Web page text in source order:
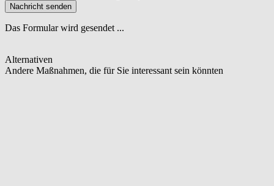
Nachricht senden
Das Formular wird gesendet ...
Alternativen
Andere Maßnahmen, die für Sie interessant sein könnten